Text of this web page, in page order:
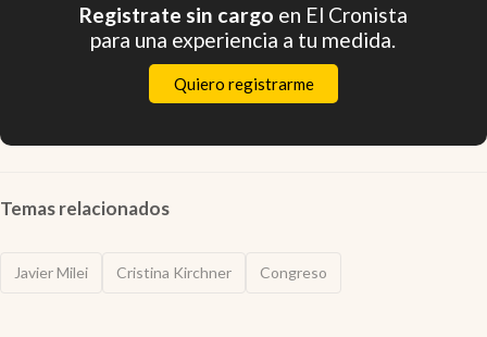
Registrate sin cargo en El Cronista
para una experiencia a tu medida.
Quiero registrarme
Temas relacionados
Javier Milei Cristina Kirchner Congreso